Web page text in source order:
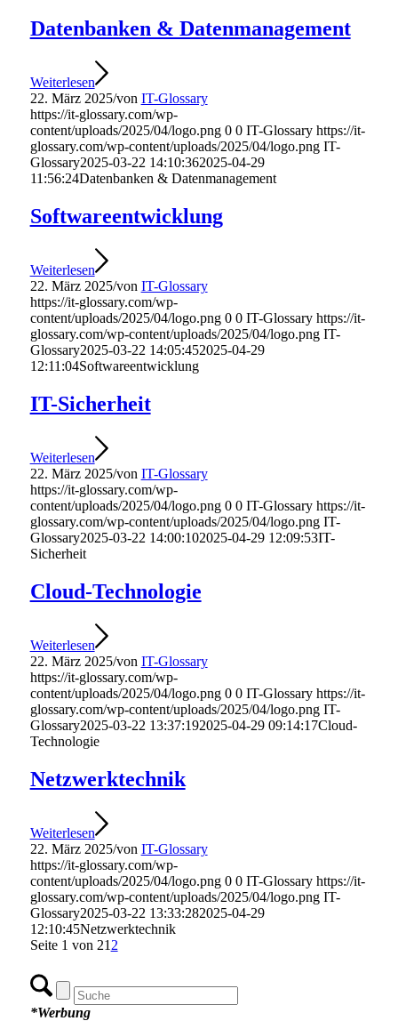
Datenbanken & Datenmanagement
Weiterlesen
22. März 2025/von IT-Glossary
https://it-glossary.com/wp-
content/uploads/2025/04/logo.png 0 0 IT-Glossary https://it-
glossary.com/wp-content/uploads/2025/04/logo.png IT-
Glossary2025-03-22 14:10:362025-04-29
11:56:24Datenbanken & Datenmanagement
Softwareentwicklung
Weiterlesen
22. März 2025/von IT-Glossary
https://it-glossary.com/wp-
content/uploads/2025/04/logo.png 0 0 IT-Glossary https://it-
glossary.com/wp-content/uploads/2025/04/logo.png IT-
Glossary2025-03-22 14:05:452025-04-29
12:11:04Softwareentwicklung
IT-Sicherheit
Weiterlesen
22. März 2025/von IT-Glossary
https://it-glossary.com/wp-
content/uploads/2025/04/logo.png 0 0 IT-Glossary https://it-
glossary.com/wp-content/uploads/2025/04/logo.png IT-
Glossary2025-03-22 14:00:102025-04-29 12:09:53IT-
Sicherheit
Cloud-Technologie
Weiterlesen
22. März 2025/von IT-Glossary
https://it-glossary.com/wp-
content/uploads/2025/04/logo.png 0 0 IT-Glossary https://it-
glossary.com/wp-content/uploads/2025/04/logo.png IT-
Glossary2025-03-22 13:37:192025-04-29 09:14:17Cloud-
Technologie
Netzwerktechnik
Weiterlesen
22. März 2025/von IT-Glossary
https://it-glossary.com/wp-
content/uploads/2025/04/logo.png 0 0 IT-Glossary https://it-
glossary.com/wp-content/uploads/2025/04/logo.png IT-
Glossary2025-03-22 13:33:282025-04-29
12:10:45Netzwerktechnik
Seite 1 von 21 2
*Werbung